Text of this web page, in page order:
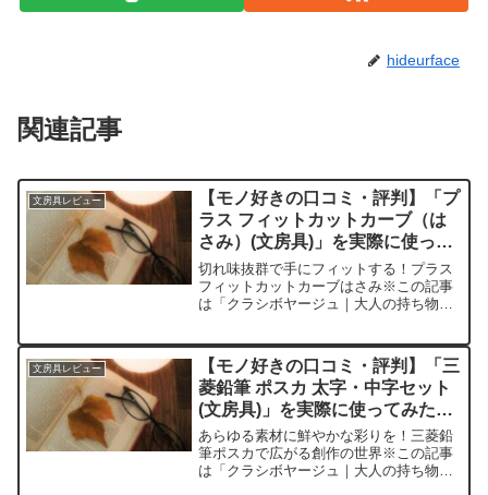
hideurface
関連記事
文房具レビュー
【モノ好きの口コミ・評判】「プ
ラス フィットカットカーブ（は
さみ）(文房具)」を実際に使って
みた正直感想
切れ味抜群で手にフィットする！プラス
フィットカットカーブはさみ※この記事
は「クラシボヤージュ｜大人の持ち物と
日、編集部が紹介したいのが「プラス フ
ィットカットカーブ」で...
文房具レビュー
【モノ好きの口コミ・評判】「三
菱鉛筆 ポスカ 太字・中字セット
(文房具)」を実際に使ってみた正
直感想
あらゆる素材に鮮やかな彩りを！三菱鉛
筆ポスカで広がる創作の世界※この記事
は「クラシボヤージュ｜大人の持ち物と